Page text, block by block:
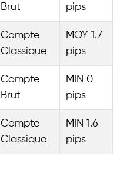
Brut
pips
Compte
Classique
MOY 1.7
pips
Compte
Brut
MIN 0
pips
Compte
Classique
MIN 1.6
pips